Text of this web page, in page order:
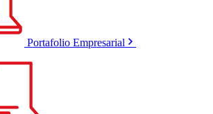
Portafolio Empresarial